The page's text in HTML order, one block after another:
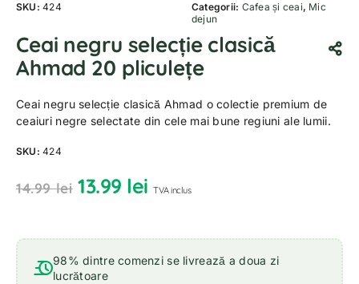
SKU:424 Categorii: Cafea și ceai, Mic
dejun
Ceai negru selecție clasică
Ahmad 20 pliculețe
Ceai negru selecție clasică Ahmad o colectie premium de
ceaiuri negre selectate din cele mai bune regiuni ale lumii.
SKU:424
14.99lei 13.99 lei TVA inclus
98% dintre comenzi se livrează a doua zi
lucrătoare